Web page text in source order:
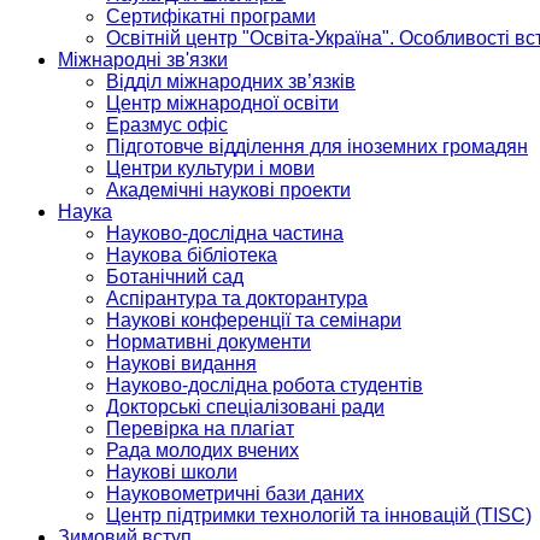
Сертифікатні програми
Освітній центр "Освіта-Україна". Особливості
Міжнародні зв'язки
Відділ міжнародних зв’язків
Центр міжнародної освіти
Еразмус офіс
Підготовче відділення для іноземних громадян
Центри культури і мови
Академічні наукові проекти
Наука
Науково-дослідна частина
Наукова бібліотека
Ботанічний сад
Аспірантура та докторантура
Наукові конференції та семінари
Нормативні документи
Наукові видання
Науково-дослідна робота студентів
Докторські спеціалізовані ради
Перевірка на плагіат
Рада молодих вчених
Наукові школи
Науковометричні бази даних
Центр підтримки технологій та інновацій (TISC)